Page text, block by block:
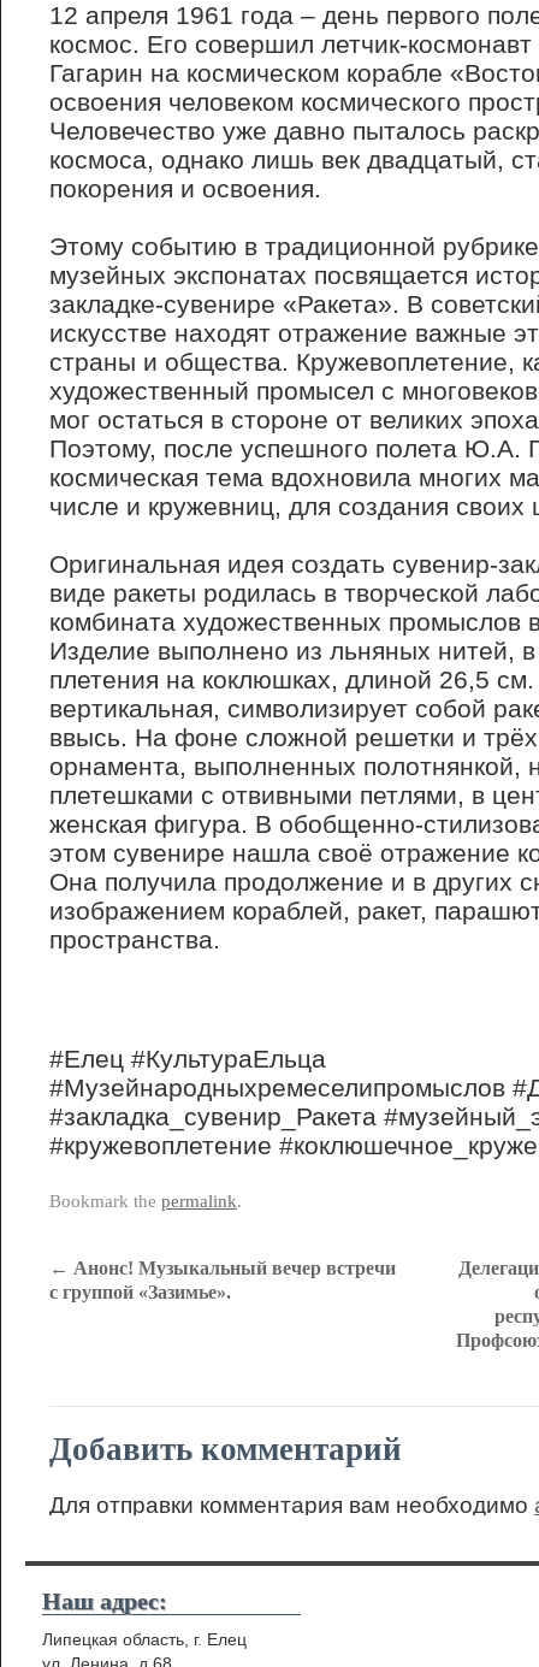
12 апреля 1961 года – день первого
космос. Его совершил летчик-
Гагарин на космическом корабле
освоения человеком космического
Человечество уже давно пыталось
космоса, однако лишь век двадцатый,
покорения и освоения.
Этому событию в традиционной
музейных экспонатах посвящается
закладке-сувенире «Ракета». В
искусстве находят отражение важные
страны и общества. Кружевоплетение,
художественный промысел с
мог остаться в стороне от великих
Поэтому, после успешного полета Ю.А.
космическая тема вдохновила многих
числе и кружевниц, для создания своих
Оригинальная идея создать сувенир-
виде ракеты родилась в творческой
комбината художественных промыслов
Изделие выполнено из льняных нитей,
плетения на коклюшках, длиной 26,5
вертикальная, символизирует собой
ввысь. На фоне сложной решетки и трёх
орнамента, выполненных полотнянкой,
плетешками с отвивными петлями, в
женская фигура. В обобщенно-
этом сувенире нашла своё отражение
Она получила продолжение и в других
изображением кораблей, ракет,
пространства.
#Елец #КультураЕльца
#Музейнародныхремеселипромыслов
#закладка_сувенир_Ракета
#кружевоплетение
Bookmark the permalink.
← Анонс! Музыкальный вечер встречи
с группой «Зазимье».
Добавить комментарий
Для отправки комментария вам необходимо
Наш адрес:
Липецкая область, г. Елец